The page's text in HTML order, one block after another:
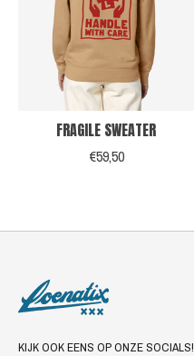
FRAGILE SWEATER
€59,50
KIJK OOK EENS OP ONZE SOCIALS!